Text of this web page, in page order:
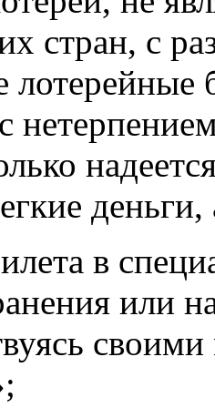
стран, с
с
в
или